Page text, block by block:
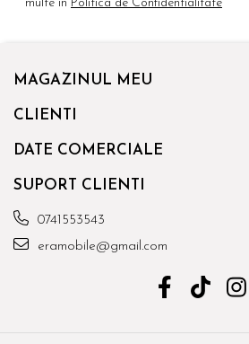
multe in Politica de Confidentialitate
MAGAZINUL MEU
CLIENTI
DATE COMERCIALE
SUPORT CLIENTI
0741553543
eramobile@gmail.com